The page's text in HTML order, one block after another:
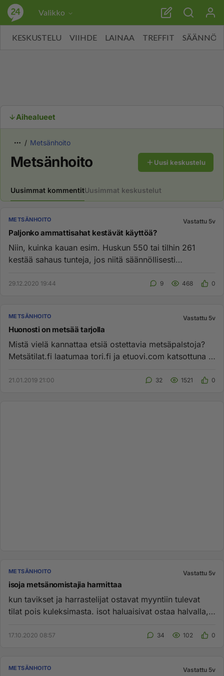
Valikko
KESKUSTELU VIIHDE LAINAA TREFFIT SÄÄNNÖT
Aihealueet
Metsänhoito
Metsänhoito Uusi keskustelu
Uusimmat kommentitUusimmat keskustelut
METSÄNHOITO Vastattu 5v
Paljonko ammattisahat kestävät käyttöä?
Niin, kuinka kauan esim. Huskun 550 tai tilhin 261
kestää sahaus tunteja, jos niitä säännöllisesti
29.12.2020 19:44 9 468 0
METSÄNHOITO Vastattu 5v
Huonosti on metsää tarjolla
Mistä vielä kannattaa etsiä ostettavia metsäpalstoja?
Metsätilat.fi laatumaa tori.fi ja etuovi.com katsottuna ja
21.01.2019 21:00 32 1521 0
METSÄNHOITO Vastattu 5v
isoja metsänomistajia harmittaa
kun tavikset ja harrastelijat ostavat myyntiin tulevat
tilat pois kuleksimasta. isot haluaisivat ostaa halvalla,
17.10.2020 08:57 34 102 0
METSÄNHOITO Vastattu 5v